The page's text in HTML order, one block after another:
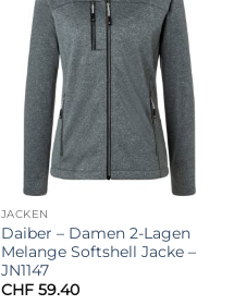
JACKEN
Daiber – Damen 2-Lagen
Melange Softshell Jacke –
JN1147
CHF59.40